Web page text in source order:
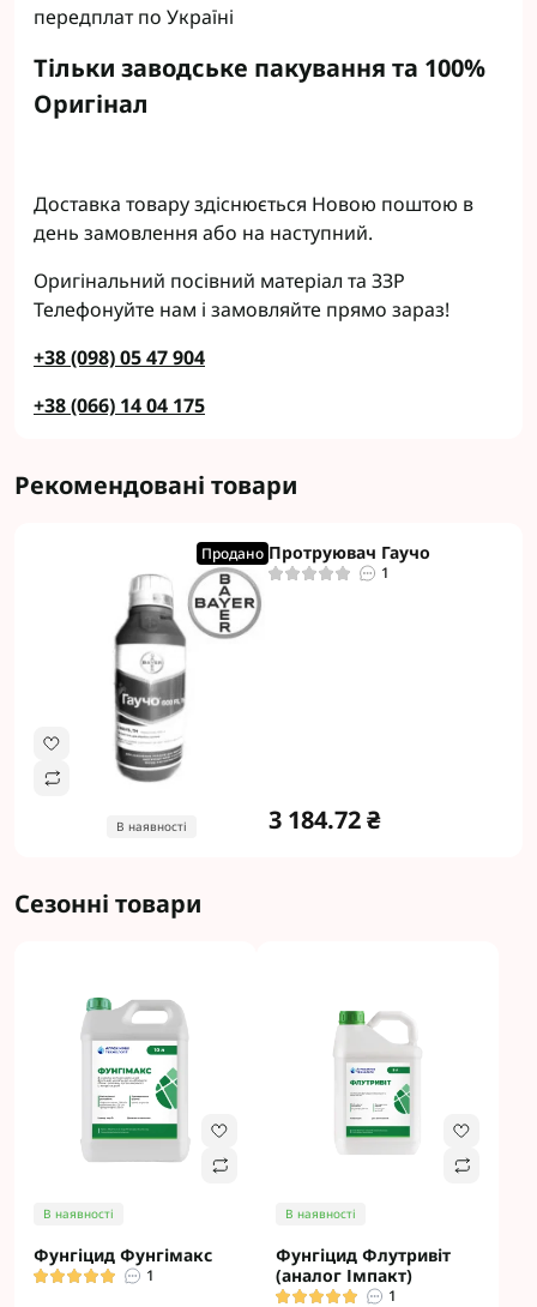
передплат по Україні
Тільки заводське пакування та 100%
Оригінал
Доставка товару здіснюється Новою поштою в
день замовлення або на наступний.
Оригінальний посівний матеріал та ЗЗР
Телефонуйте нам і замовляйте прямо зараз!
+38 (098) 05 47 904
+38 (066) 14 04 175
Рекомендовані товари
Продано
В наявності
Протруювач Гаучо
1
3 184.72 ₴
Сезонні товари
В наявності
Фунгіцид Фунгімакс
1
В наявності
Фунгіцид Флутривіт
(аналог Імпакт)
1